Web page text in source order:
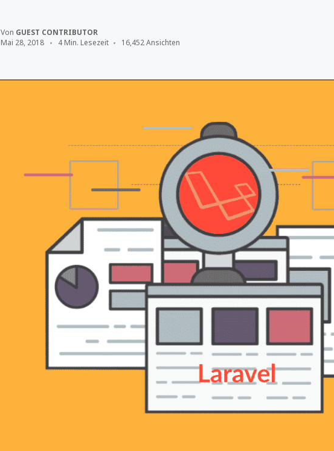
Von GUEST CONTRIBUTOR
Mai 28, 2018
4 Min. Lesezeit 16,452 Ansichten